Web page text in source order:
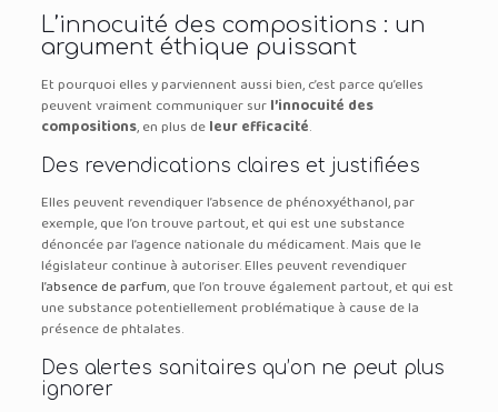
L’innocuité des compositions : un
argument éthique puissant
Et pourquoi elles y parviennent aussi bien, c’est parce qu’elles
peuvent vraiment communiquer surl’innocuité des
compositions, en plus deleur efficacité.
Des revendications claires et justifiées
Elles peuvent revendiquer l’absence de phénoxyéthanol, par
exemple, que l’on trouve partout, et qui est une substance
dénoncée par l’agence nationale du médicament. Mais que le
législateur continue à autoriser. Elles peuvent revendiquer
l’absence de parfum, que l’on trouve également partout, et qui est
une substance potentiellement problématique à cause de la
présence de phtalates.
Des alertes sanitaires qu’on ne peut plus
ignorer